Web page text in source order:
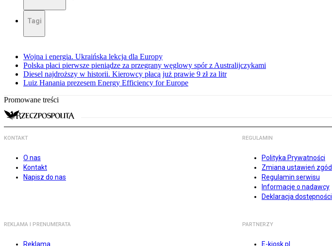
Tagi
Wojna i energia. Ukraińska lekcja dla Europy
Polska płaci pierwsze pieniądze za przegrany węglowy spór z Australijczykami
Diesel najdroższy w historii. Kierowcy płacą już prawie 9 zł za litr
Luiz Hanania prezesem Energy Efficiency for Europe
Promowane treści
KONTAKT
O nas
Kontakt
Napisz do nas
REGULAMIN
Polityka Prywatności
Zmiana ustawień zgód
Regulamin serwisu
Informacje o nadawcy
Deklaracja dostępności
REKLAMA I PRENUMERATA
Reklama
PARTNERZY
E-kiosk.pl